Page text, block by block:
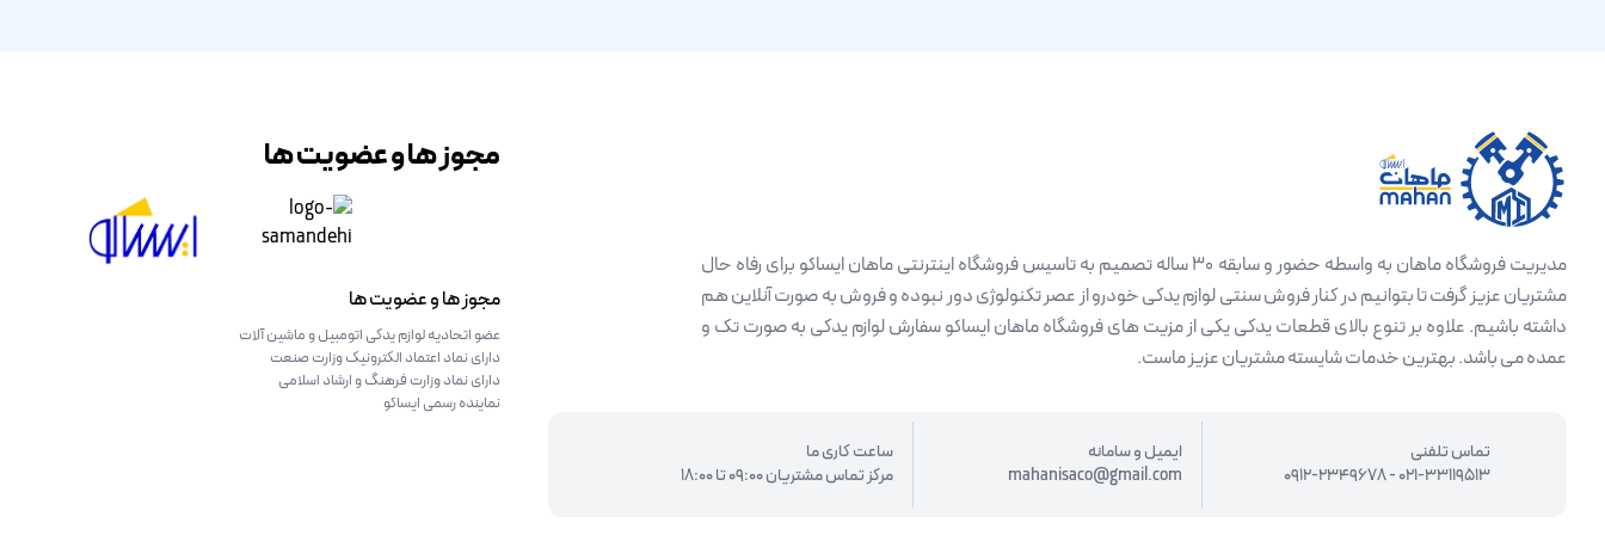
مدیریت فروشگاه ماهان به واسطه حضور و سابقه 30 ساله تصمیم به تاسیس فروشگاه اینترنتی ماهان ایساکو برای رفاه حال
مشتریان عزیز گرفت تا بتوانیم در کنار فروش سنتی لوازم یدکی خودرو از عصر تکنولوژی دور نبوده و فروش به صورت آنلاین هم
داشته باشیم. علاوه بر تنوع بالای قطعات یدکی یکی از مزیت های فروشگاه ماهان ایساکو سفارش لوازم یدکی به صورت تک و
عمده می باشد. بهترین خدمات شایسته مشتریان عزیز ماست.
تماس تلفنی
021-33119513
-
0912-2349678
ایمیل و سامانه
mahanisaco@gmail.com
ساعت کاری ما
مرکز تماس مشتریان 09:00 تا 18:00
مجوز ها و عضویت ها
مجوز ها و عضویت ها
عضو اتحادیه لوازم یدکی اتومبیل و ماشین آلات
دارای نماد اعتماد الکترونیک وزارت صنعت
دارای نماد وزارت فرهنگ و ارشاد اسلامی
نماینده رسمی ایساکو